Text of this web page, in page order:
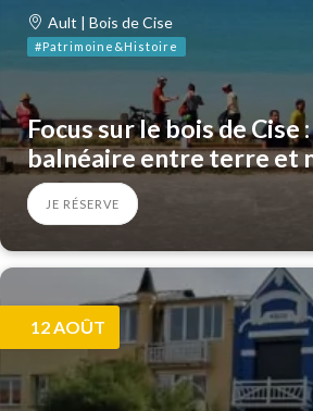
Ault | Bois de Cise
#Patrimoine&Histoire
Focus sur le bois de Cise
balnéaire entre terre et
JE RÉSERVE
12 AOÛT